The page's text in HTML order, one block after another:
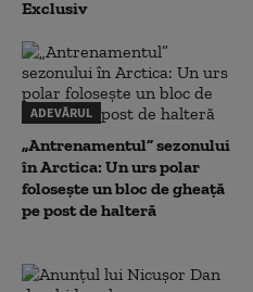
Exclusiv
ADEVĂRUL
„Antrenamentul” sezonului
în Arctica: Un urs polar
folosește un bloc de gheață
pe post de halteră